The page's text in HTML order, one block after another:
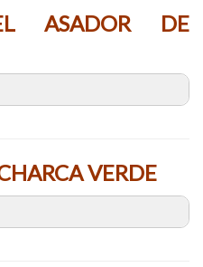
ASADOR DE
VERDE